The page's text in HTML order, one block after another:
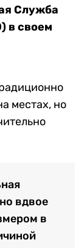
Служба
в своем
местах, но
вдвое
в